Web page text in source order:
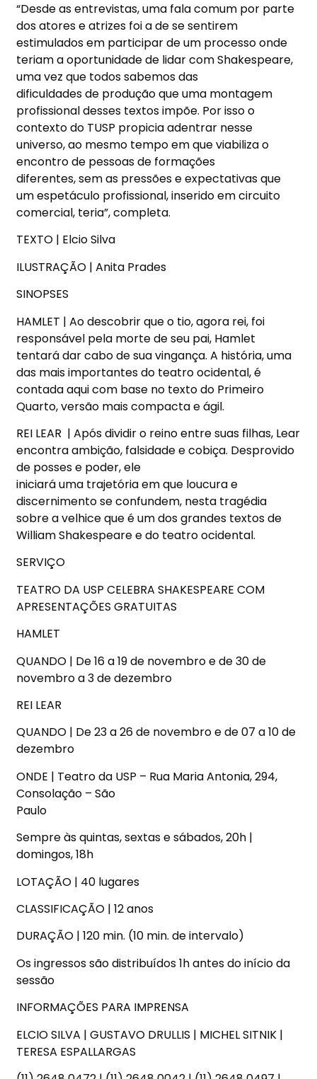
“Desde as entrevistas, uma fala comum por parte
dos atores e atrizes foi a de se sentirem
estimulados em participar de um processo onde
teriam a oportunidade de lidar com Shakespeare,
uma vez que todos sabemos das
dificuldades de produção que uma montagem
profissional desses textos impõe. Por isso o
contexto do TUSP propicia adentrar nesse
universo, ao mesmo tempo em que viabiliza o
encontro de pessoas de formações
diferentes, sem as pressões e expectativas que
um espetáculo profissional, inserido em circuito
comercial, teria”, completa.
TEXTO | Elcio Silva
ILUSTRAÇÃO | Anita Prades
SINOPSES
HAMLET | Ao descobrir que o tio, agora rei, foi
responsável pela morte de seu pai, Hamlet
tentará dar cabo de sua vingança. A história, uma
das mais importantes do teatro ocidental, é
contada aqui com base no texto do Primeiro
Quarto, versão mais compacta e ágil.
REI LEAR | Após dividir o reino entre suas filhas, Lear
encontra ambição, falsidade e cobiça. Desprovido
de posses e poder, ele
iniciará uma trajetória em que loucura e
discernimento se confundem, nesta tragédia
sobre a velhice que é um dos grandes textos de
William Shakespeare e do teatro ocidental.
SERVIÇO
TEATRO DA USP CELEBRA SHAKESPEARE COM
APRESENTAÇÕES GRATUITAS
HAMLET
QUANDO | De 16 a 19 de novembro e de 30 de
novembro a 3 de dezembro
REI LEAR
QUANDO | De 23 a 26 de novembro e de 07 a 10 de
dezembro
ONDE | Teatro da USP – Rua Maria Antonia, 294,
Consolação – São
Paulo
Sempre às quintas, sextas e sábados, 20h |
domingos, 18h
LOTAÇÃO | 40 lugares
CLASSIFICAÇÃO | 12 anos
DURAÇÃO | 120 min. (10 min. de intervalo)
Os ingressos são distribuídos 1h antes do início da
sessão
INFORMAÇÕES PARA IMPRENSA
ELCIO SILVA | GUSTAVO DRULLIS | MICHEL SITNIK |
TERESA ESPALLARGAS